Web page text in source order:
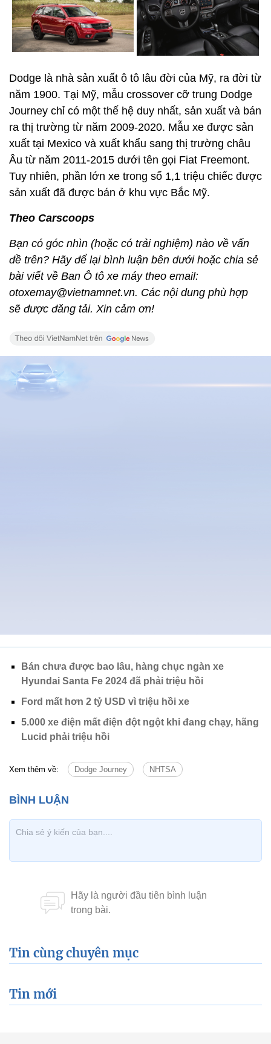
Dodge là nhà sản xuất ô tô lâu đời của Mỹ, ra đời từ
năm 1900. Tại Mỹ, mẫu crossover cỡ trung Dodge
Journey chỉ có một thế hệ duy nhất, sản xuất và bán
ra thị trường từ năm 2009-2020. Mẫu xe được sản
xuất tại Mexico và xuất khẩu sang thị trường châu
Âu từ năm 2011-2015 dưới tên gọi Fiat Freemont.
Tuy nhiên, phần lớn xe trong số 1,1 triệu chiếc được
sản xuất đã được bán ở khu vực Bắc Mỹ.
Theo Carscoops
Bạn có góc nhìn (hoặc có trải nghiệm) nào về vấn
đề trên? Hãy để lại bình luận bên dưới hoặc chia sẻ
bài viết về Ban Ô tô xe máy theo email:
otoxemay@vietnamnet.vn. Các nội dung phù hợp
sẽ được đăng tải. Xin cảm ơn!
Bán chưa được bao lâu, hàng chục ngàn xe
Hyundai Santa Fe 2024 đã phải triệu hồi
Ford mất hơn 2 tỷ USD vì triệu hồi xe
5.000 xe điện mất điện đột ngột khi đang chạy, hãng
Lucid phải triệu hồi
Xem thêm về: Dodge Journey NHTSA
Tin cùng chuyên mục
Tin mới